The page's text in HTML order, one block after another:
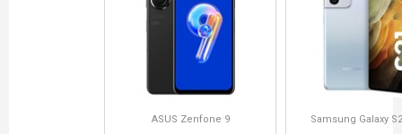
ASUS Zenfone 9 Samsung Galaxy